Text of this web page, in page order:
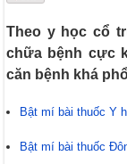
Theo y học cổ
chữa bệnh cực
căn bệnh khá
Bật mí bài thuốc Y
Bật mí bài thuốc